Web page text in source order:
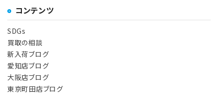
コンテンツ
SDGs
買取の相談
新入荷ブログ
愛知店ブログ
大阪店ブログ
東京町田店ブログ